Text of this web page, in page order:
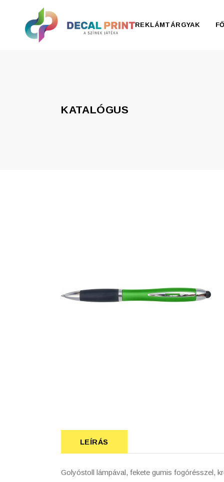
REKLÁMTÁRGYAK
Táska
KATALÓGUS
LEÍRÁS
Golyóstoll lámpával, fekete gumis fogórésszel,